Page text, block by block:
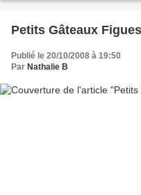
Petits Gâteaux
Publié le 20/10/2008 à 19:50
Par Nathalie B